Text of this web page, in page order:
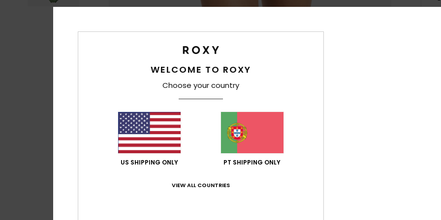
WELCOME TO ROXY
Choose your country
US SHIPPING ONLY PT SHIPPING ONLY
VIEW ALL COUNTRIES